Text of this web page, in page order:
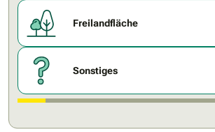
Freilandfläche
Sonstiges